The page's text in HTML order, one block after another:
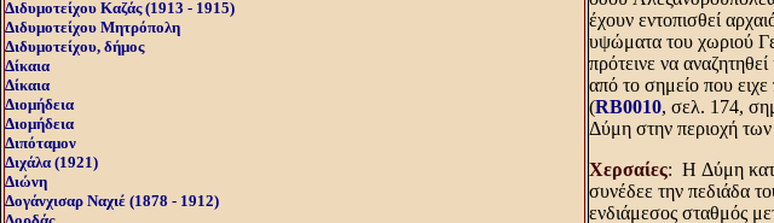
Διδυμοτείχου Καζάς (1913 - 1915)
Διδυμοτείχου Μητρόπολη
Διδυμοτείχου, δήμος
Δίκαια
Δίκαια
Διομήδεια
Διομήδεια
Διπόταμον
Διχάλα (1921)
Διώνη
Δογάνχισαρ Ναχιέ (1878 - 1912)
έχουν εντοπισθεί
υψώματα του χωριού
πρότεινε να
από το σημείο που ειχε
(RB0010, σελ. 174,
Δύμη στην περιοχή
Χερσαίες: H Δύμη
συνέδεε την πεδιάδα
ενδιάμεσος σταθμός